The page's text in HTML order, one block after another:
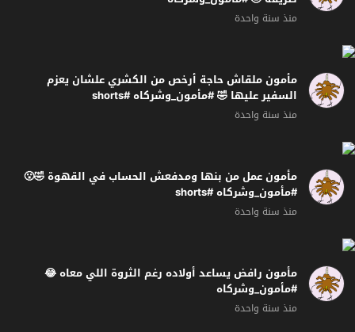
منذ سنة واحدة
مأمون ملقاش حاجة أرخص من الكشري علشان يعزم
السفير عليها 🤣 #مأمون_وشركاه #shorts
منذ سنة واحدة
مأمون عمل من بنها ومدفعش الحساب في القهوة 🤣😮
#مأمون_وشركاه #shorts
منذ سنة واحدة
مأمون رافض يساعد أولاده رغم الثروة اللي معاه 😂
#مأمون_وشركاه
منذ سنة واحدة